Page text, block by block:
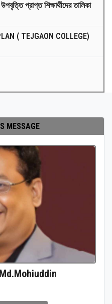
প্রাপ্ত শিক্ষার্থীদের তালিকা
( TEJGAON COLLEGE)
MESSAGE